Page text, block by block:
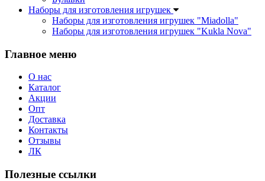
Наборы для изготовления игрушек
Наборы для изготовления игрушек "Miadolla"
Наборы для изготовления игрушек "Kukla Nova"
Главное меню
О нас
Каталог
Акции
Опт
Доставка
Контакты
Отзывы
ЛК
Полезные ссылки